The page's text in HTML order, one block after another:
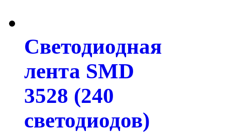
Светодиодная
лента SMD
3528 (240
светодиодов)